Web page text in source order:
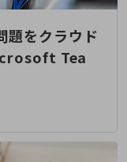
題をクラウド
Tea